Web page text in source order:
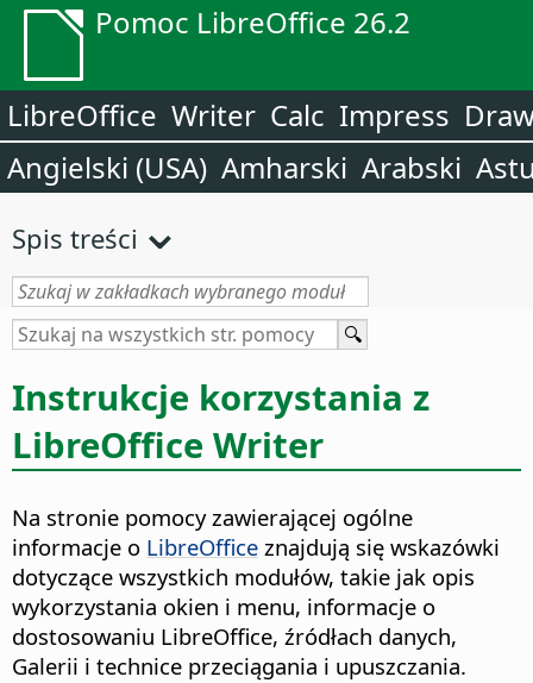
Pomoc LibreOffice 26.2
LibreOffice Writer Calc Impress
Angielski (USA) Amharski Arabski
Spis treści
Instrukcje korzystania z
LibreOffice Writer
Na stronie pomocy zawierającej ogólne
informacje o LibreOffice znajdują się wskazówki
dotyczące wszystkich modułów, takie jak opis
wykorzystania okien i menu, informacje o
dostosowaniu LibreOffice, źródłach danych,
Galerii i technice przeciągania i upuszczania.